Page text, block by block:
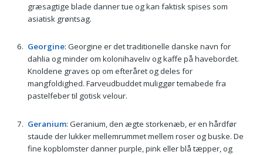
græsagtige blade danner tue og kan faktisk spises som
asiatisk grøntsag.
Georgine: Georgine er det traditionelle danske navn for
dahlia og minder om kolonihaveliv og kaffe på havebordet.
Knoldene graves op om efteråret og deles for
mangfoldighed. Farveudbuddet muliggør temabede fra
pastelfeber til gotisk velour.
Geranium: Geranium, den ægte storkenæb, er en hårdfør
staude der lukker mellemrummet mellem roser og buske. De
fine kopblomster danner purple, pink eller blå tæpper, og